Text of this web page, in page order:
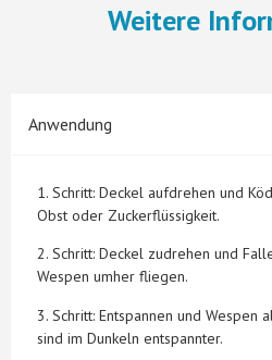
Weitere
Anwendung
1. Schritt: Deckel aufdrehen und
Obst oder Zuckerflüssigkeit.
2. Schritt: Deckel zudrehen und
Wespen umher fliegen.
3. Schritt: Entspannen und Wespen
sind im Dunkeln entspannter.